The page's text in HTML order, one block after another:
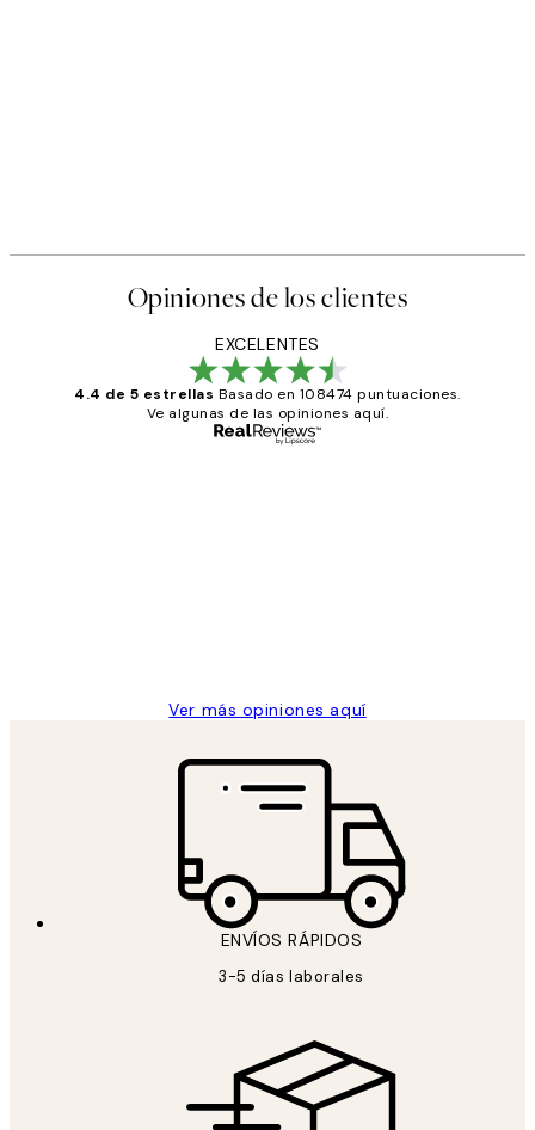
Opiniones de los clientes
EXCELENTES
4.4 de 5 estrellas Basado en 108474 puntuaciones.
Ve algunas de las opiniones aquí.
Ver más opiniones aquí
ENVÍOS RÁPIDOS
3-5 días laborales